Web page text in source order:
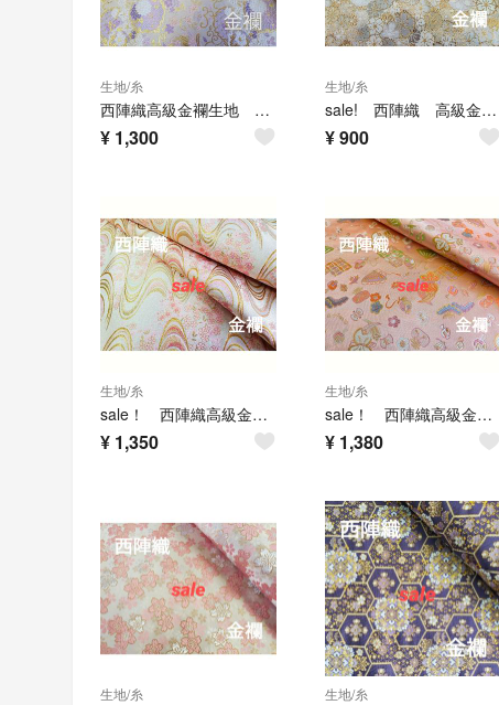
生地/糸
西陣織高級金襴生地 重ね華雪輪 淡紫/アイボリー KY-393-1
¥ 1,300
生地/糸
sale! 西陣織 高級金襴生地 満開さくら 白色/金色 KY-273-1
¥900
生地/糸
sale！ 西陣織高級金襴生地 さくら流水 金/ピンク KY-417-1
¥ 1,350
生地/糸
sale！ 西陣織高級金襴生地 宝尽くし ピンク KY-458-1
¥ 1,380
生地/糸 生地/糸